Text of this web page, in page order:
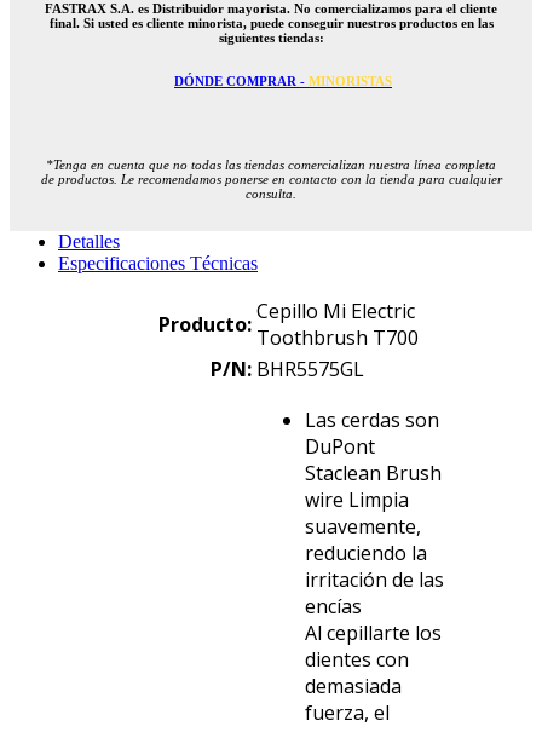
FASTRAX S.A. es Distribuidor mayorista. No comercializamos para el cliente
final. Si usted es cliente minorista, puede conseguir nuestros productos en las
siguientes tiendas:
DÓNDE COMPRAR - MINORISTAS
*Tenga en cuenta que no todas las tiendas comercializan nuestra línea completa
de productos. Le recomendamos ponerse en contacto con la tienda para cualquier
consulta.
Detalles
Especificaciones Técnicas
Producto:Cepillo Mi Electric
Toothbrush T700
P/N: BHR5575GL
Las cerdas son
DuPont
Staclean Brush
wire Limpia
suavemente,
reduciendo la
irritación de las
encías
Al cepillarte los
dientes con
demasiada
fuerza, el